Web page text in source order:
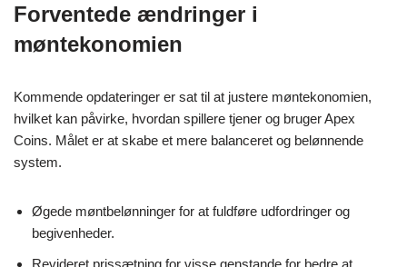
Forventede ændringer i
møntekonomien
Kommende opdateringer er sat til at justere møntekonomien,
hvilket kan påvirke, hvordan spillere tjener og bruger Apex
Coins. Målet er at skabe et mere balanceret og belønnende
system.
Øgede møntbelønninger for at fuldføre udfordringer og
begivenheder.
Revideret prissætning for visse genstande for bedre at